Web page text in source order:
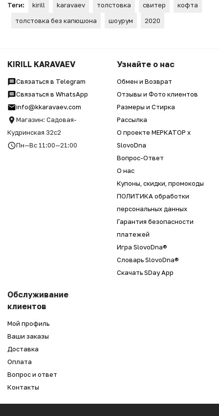
Теги: kirill karavaev толстовка свитер
кофта
толстовка без капюшона
шоурум 2020
KIRILL KARAVAEV
Связаться в Telegram
Связаться в WhatsApp
info@kkaravaev.com
Магазин: Садовая-
Кудринская 32с2
Пн—Вс 11:00—21:00
Узнайте о нас
Обмен и Возврат
Отзывы и Фото клиентов
Размеры и Стирка
Рассылка
О проекте МЕРКАТОР x
SlovoDna
Вопрос-Ответ
О нас
Купоны, скидки, промокоды
ПОЛИТИКА обработки
персональных данных
Гарантия безопасности
платежей
Игра SlovoDna®
Словарь SlovoDna®
Скачать SDay App
Обслуживание
клиентов
Мой профиль
Ваши заказы
Доставка
Оплата
Вопрос и ответ
Контакты